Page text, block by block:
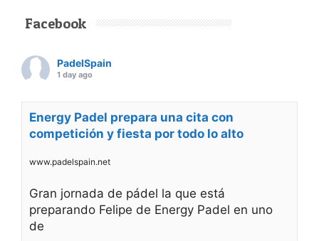
Facebook
PadelSpain
1 day ago
Energy Padel prepara una cita con
competición y fiesta por todo lo alto
www.padelspain.net
Gran jornada de pádel la que está
preparando Felipe de Energy Padel en uno
de